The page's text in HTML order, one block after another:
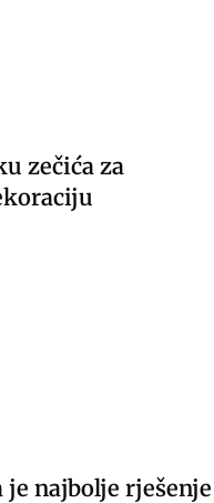
zečića za
najbolje rješenje